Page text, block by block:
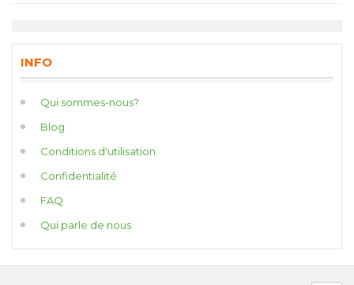
INFO
Qui sommes-nous?
Blog
Conditions d'utilisation
Confidentialité
FAQ
Qui parle de nous